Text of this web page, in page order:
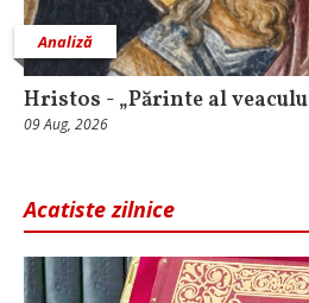
Analiză
Hristos - „Părinte al
09 Aug, 2026
Acatiste zilnice